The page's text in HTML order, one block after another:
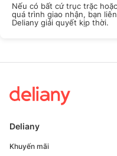
Nếu có bất cứ trục trặc
quá trình giao nhận, bạn
Deliany giải quyết kịp thời.
Deliany
Khuyến mãi